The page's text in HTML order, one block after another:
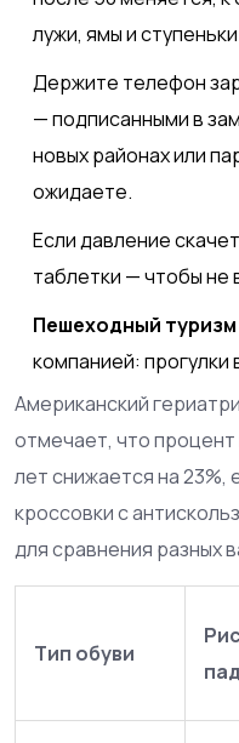
лужи, ямы и
Держите телефон
— подписанными в
новых районах или
ожидаете.
Если давление
таблетки — чтобы
Пешеходный туризм
компанией:
Американский
отмечает, что
лет снижается на 23%,
кроссовки с
для сравнения разных
Тип обуви